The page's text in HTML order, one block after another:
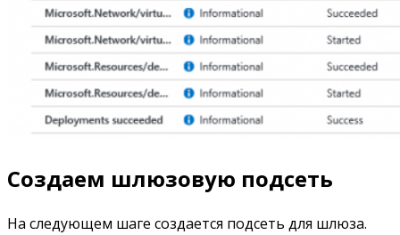
Создаем шлюзовую подсеть
На следующем шаге создается подсеть для шлюза.